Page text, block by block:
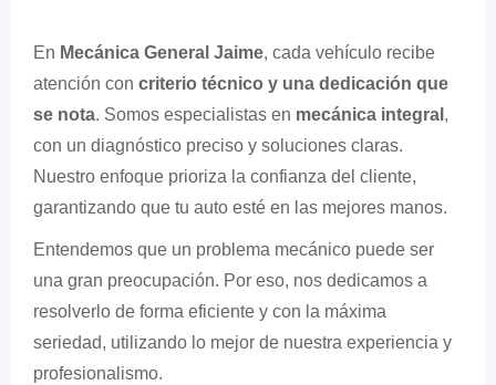
En Mecánica General Jaime, cada vehículo recibe
atención con criterio técnico y una dedicación que
se nota. Somos especialistas en mecánica integral ,
con un diagnóstico preciso y soluciones claras.
Nuestro enfoque prioriza la confianza del cliente,
garantizando que tu auto esté en las mejores manos.
Entendemos que un problema mecánico puede ser
una gran preocupación. Por eso, nos dedicamos a
resolverlo de forma eficiente y con la máxima
seriedad, utilizando lo mejor de nuestra experiencia y
profesionalismo.